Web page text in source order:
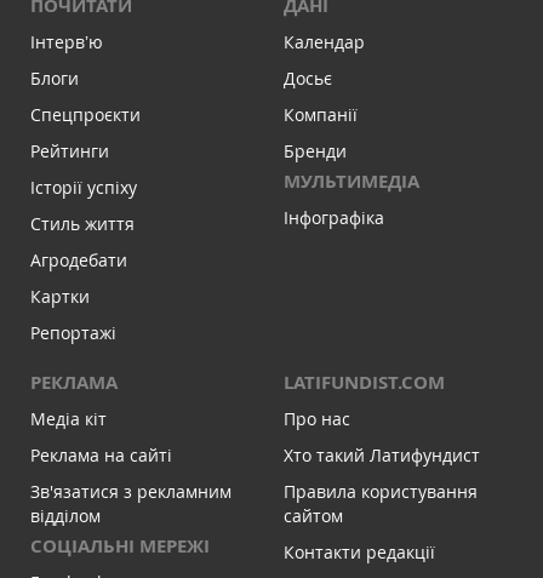
ПОЧИТАТИ
Інтервʼю
Блоги
Спецпроєкти
Рейтинги
Історії успіху
Стиль життя
Агродебати
Картки
Репортажі
ДАНІ
Календар
Досьє
Компанії
Бренди
МУЛЬТИМЕДІА
Інфографіка
РЕКЛАМА
Медіа кіт
Реклама на сайті
Зв'язатися з рекламним
відділом
СОЦІАЛЬНІ МЕРЕЖІ
LATIFUNDIST.COM
Про нас
Хто такий Латифундист
Правила користування
сайтом
Контакти редакції